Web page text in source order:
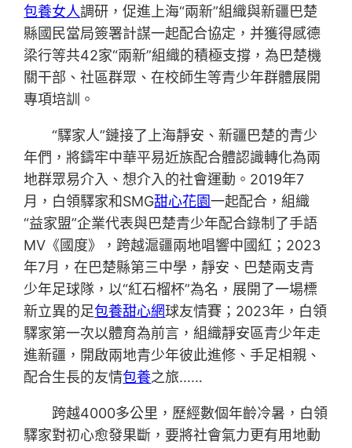
包養女人調研，促進上海“兩新”組織與新疆巴楚
縣國民當局簽署計謀一起配合協定，并獲得感德
梁行等共42家“兩新”組織的積極支撐，為巴楚機
關干部、社區群眾、在校師生等青少年群體展開
專項培訓。
“驛家人”鏈接了上海靜安、新疆巴楚的青少
年們，將鑄牢中華平易近族配合體認識轉化為兩
地群眾易介入、想介入的社會運動。2019年7
月，白領驛家和SMG甜心花園一起配合，組織
“益家盟”企業代表與巴楚青少年配合錄制了手語
MV《國度》，跨越滬疆兩地唱響中國紅；2023
年7月，在巴楚縣第三中學，靜安、巴楚兩支青
少年足球隊，以“紅石榴杯”為名，展開了一場標
新立異的足包養甜心網球友情賽；2023年，白領
驛家第一次以體育為前言，組織靜安區青少年走
進新疆，開啟兩地青少年彼此進修、手足相親、
配合生長的友情包養之旅……
跨越4000多公里，歷經數個年齡冷暑，白領
驛家對初心愈發果斷，要將社會氣力更有用地動